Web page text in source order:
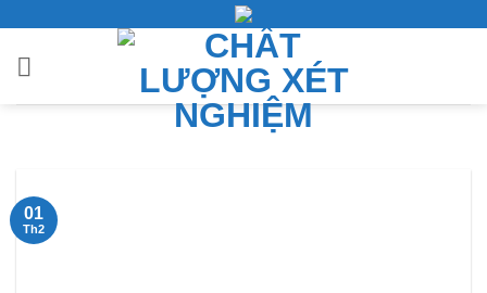
nội
01
Th2